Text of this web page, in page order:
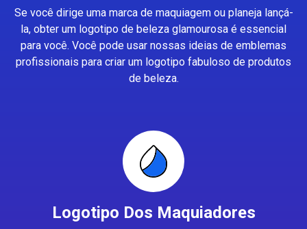
Se você dirige uma marca de maquiagem ou planeja lançá-
la, obter um logotipo de beleza glamourosa é essencial
para você. Você pode usar nossas ideias de emblemas
profissionais para criar um logotipo fabuloso de produtos
de beleza.
Logotipo Dos Maquiadores